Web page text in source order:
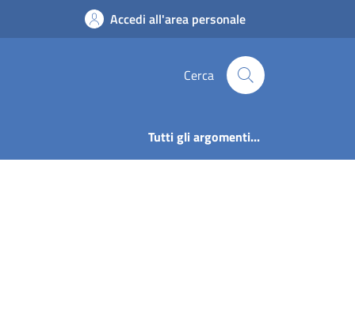
Accedi all'area personale
Cerca
Tutti gli argomenti...